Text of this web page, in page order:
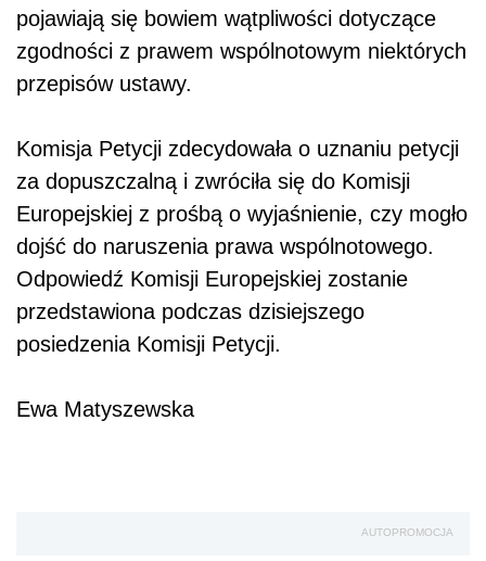
pojawiają się bowiem wątpliwości dotyczące
zgodności z prawem wspólnotowym niektórych
przepisów ustawy.
Komisja Petycji zdecydowała o uznaniu petycji
za dopuszczalną i zwróciła się do Komisji
Europejskiej z prośbą o wyjaśnienie, czy mogło
dojść do naruszenia prawa wspólnotowego.
Odpowiedź Komisji Europejskiej zostanie
przedstawiona podczas dzisiejszego
posiedzenia Komisji Petycji.
Ewa Matyszewska
AUTOPROMOCJA